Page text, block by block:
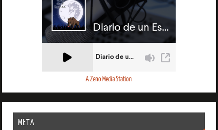
A Zeno Media Station
META